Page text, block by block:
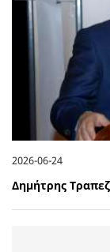
2026-06-24
Δημήτρης